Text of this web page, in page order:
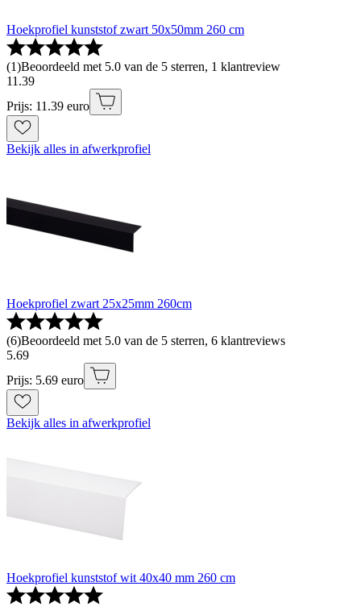
Hoekprofiel kunststof zwart 50x50mm 260 cm
(1)Beoordeeld met 5.0 van de 5 sterren, 1 klantreview
11 .39
Prijs: 11.39 euro
Bekijk alles in afwerkprofiel
Hoekprofiel zwart 25x25mm 260cm
(6)Beoordeeld met 5.0 van de 5 sterren, 6 klantreviews
5.69
Prijs: 5.69 euro
Bekijk alles in afwerkprofiel
Hoekprofiel kunststof wit 40x40 mm 260 cm